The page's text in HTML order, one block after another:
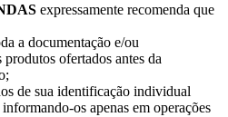
expressamente recomenda que
a documentação e/ou
ofertados antes da
de sua identificação individual
os apenas em operações